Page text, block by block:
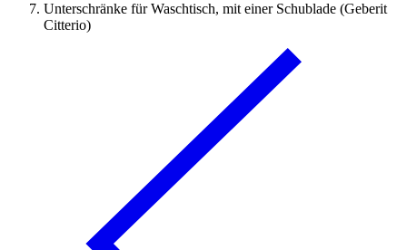
Unterschränke für Waschtisch, mit einer Schublade (Geberit
Citterio)